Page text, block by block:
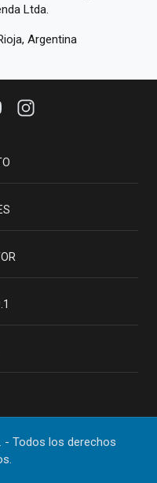
Ltda.
Argentina
- Todos los derechos